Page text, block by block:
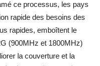
ce processus, les pays
rapide des besoins des
rapides, emboîtent le
(900MHz et 1800MHz)
la couverture et la